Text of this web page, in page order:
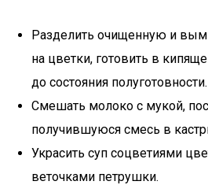
Разделить очищенную и
на цветки, готовить в
до состояния полуготовности.
Смешать молоко с мукой,
получившуюся смесь в
Украсить суп соцветиями
веточками петрушки.